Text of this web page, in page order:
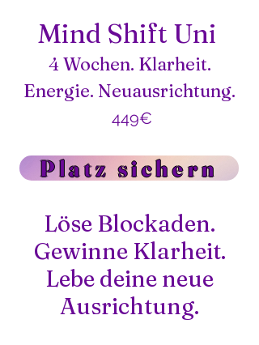
Mind Shift Uni
4 Wochen. Klarheit.
Energie. Neuausrichtung.
449€
Löse Blockaden.
Gewinne Klarheit.
Lebe deine neue
Ausrichtung.
Platz sichern